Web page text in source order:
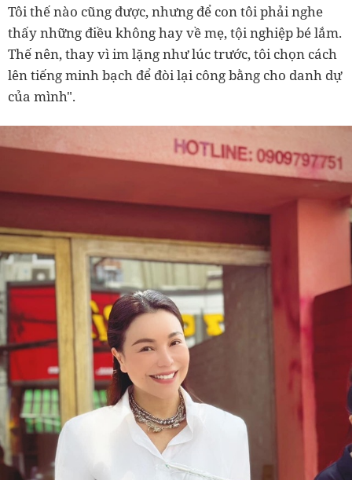
Tôi thế nào cũng được, nhưng để con tôi phải nghe
thấy những điều không hay về mẹ, tội nghiệp bé lắm.
Thế nên, thay vì im lặng như lúc trước, tôi chọn cách
lên tiếng minh bạch để đòi lại công bằng cho danh dự
của mình".